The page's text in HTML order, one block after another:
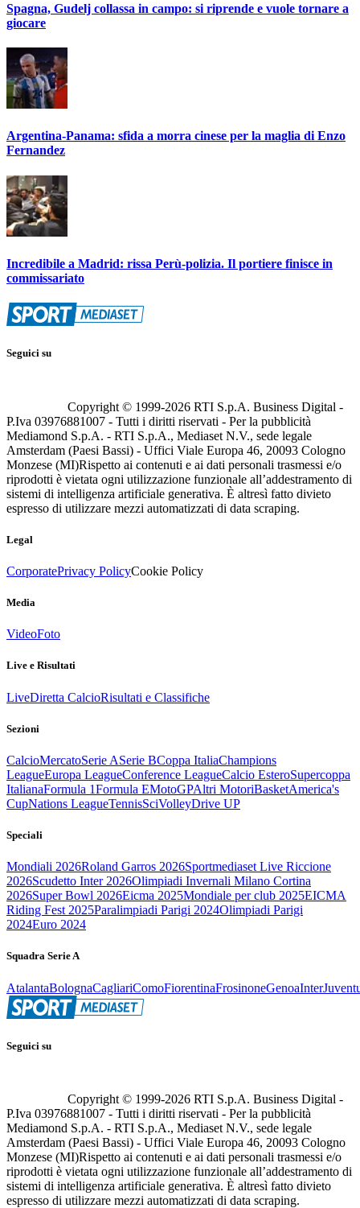
Spagna, Gudelj collassa in campo: si riprende e vuole tornare a
giocare
Argentina-Panama: sfida a morra cinese per la maglia di Enzo
Fernandez
Incredibile a Madrid: rissa Perù-polizia. Il portiere finisce in
commissariato
Seguici su
Copyright © 1999-2026 RTI S.p.A. Business Digital -
P.Iva 03976881007 - Tutti i diritti riservati - Per la pubblicità
Mediamond S.p.A. - RTI S.p.A., Mediaset N.V., sede legale
Amsterdam (Paesi Bassi) - Uffici Viale Europa 46, 20093 Cologno
Monzese (MI)Rispetto ai contenuti e ai dati personali trasmessi e/o
riprodotti è vietata ogni utilizzazione funzionale all’addestramento di
sistemi di intelligenza artificiale generativa. È altresì fatto divieto
espresso di utilizzare mezzi automatizzati di data scraping.
Legal
CorporatePrivacy PolicyCookie Policy
Media
VideoFoto
Live e Risultati
LiveDiretta CalcioRisultati e Classifiche
Sezioni
CalcioMercatoSerie ASerie BCoppa ItaliaChampions
LeagueEuropa LeagueConference LeagueCalcio EsteroSupercoppa
ItalianaFormula 1Formula EMotoGPAltri MotoriBasketAmerica's
CupNations LeagueTennisSciVolleyDrive UP
Speciali
Mondiali 2026Roland Garros 2026Sportmediaset Live Riccione
2026Scudetto Inter 2026Olimpiadi Invernali Milano Cortina
2026Super Bowl 2026Eicma 2025Mondiale per club 2025EICMA
Riding Fest 2025Paralimpiadi Parigi 2024Olimpiadi Parigi
2024Euro 2024
Squadra Serie A
AtalantaBolognaCagliariComoFiorentinaFrosinoneGenoaInter
Seguici su
Copyright © 1999-2026 RTI S.p.A. Business Digital -
P.Iva 03976881007 - Tutti i diritti riservati - Per la pubblicità
Mediamond S.p.A. - RTI S.p.A., Mediaset N.V., sede legale
Amsterdam (Paesi Bassi) - Uffici Viale Europa 46, 20093 Cologno
Monzese (MI)Rispetto ai contenuti e ai dati personali trasmessi e/o
riprodotti è vietata ogni utilizzazione funzionale all’addestramento di
sistemi di intelligenza artificiale generativa. È altresì fatto divieto
espresso di utilizzare mezzi automatizzati di data scraping.